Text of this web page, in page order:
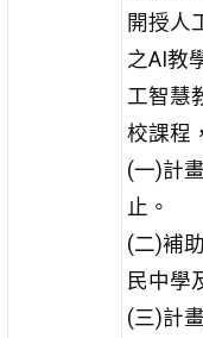
開授人
之AI教
工智慧
校課程
(一)計
止。
(二)補
民中學
(三)計